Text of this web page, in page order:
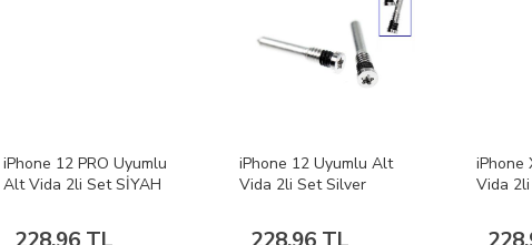
iPhone 12 PRO Uyumlu
Alt Vida 2li Set SİYAH
iPhone 12 Uyumlu Alt
Vida 2li Set Silver
iPhone
Vida 2li